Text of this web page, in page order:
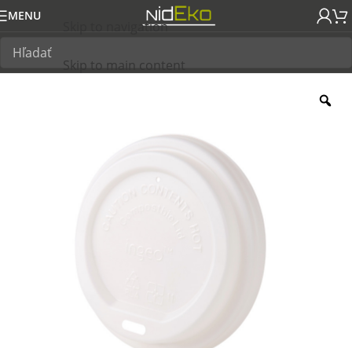
Skip to navigation
Skip to main content
MENU